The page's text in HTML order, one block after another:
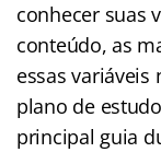
conhecer suas
conteúdo, as
essas
plano de
principal guia